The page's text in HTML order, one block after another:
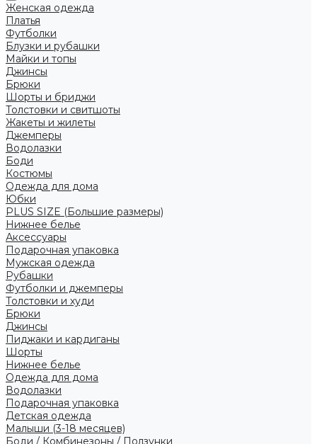
Женская одежда
Платья
Футболки
Блузки и рубашки
Майки и топы
Джинсы
Брюки
Шорты и бриджи
Толстовки и свитшоты
Жакеты и жилеты
Джемперы
Водолазки
Боди
Костюмы
Одежда для дома
Юбки
PLUS SIZE (Большие размеры)
Нижнее белье
Аксессуары
Подарочная упаковка
Мужская одежда
Рубашки
Футболки и джемперы
Толстовки и худи
Брюки
Джинсы
Пиджаки и кардиганы
Шорты
Нижнее белье
Одежда для дома
Водолазки
Подарочная упаковка
Детская одежда
Малыши (3-18 месяцев)
Боди / Комбинезоны / Ползунки